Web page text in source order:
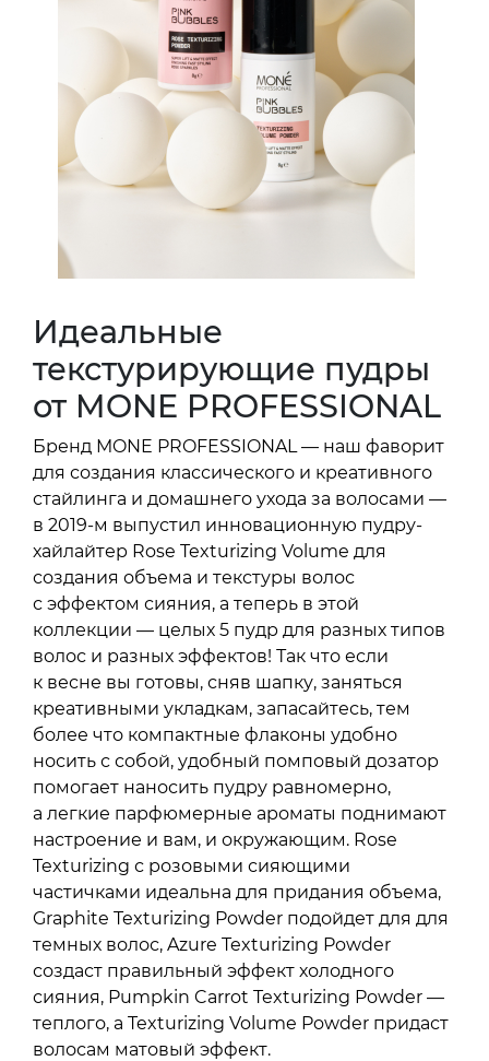
Идеальные
текстурирующие пудры
от MONE PROFESSIONAL
Бренд MONE PROFESSIONAL — наш фаворит
для создания классического и креативного
стайлинга и домашнего ухода за волосами —
в 2019-м выпустил инновационную пудру-
хайлайтер Rose Texturizing Volume для
создания объема и текстуры волос
с эффектом сияния, а теперь в этой
коллекции — целых 5 пудр для разных типов
волос и разных эффектов! Так что если
к весне вы готовы, сняв шапку, заняться
креативными укладкам, запасайтесь, тем
более что компактные флаконы удобно
носить с собой, удобный помповый дозатор
помогает наносить пудру равномерно,
а легкие парфюмерные ароматы поднимают
настроение и вам, и окружающим. Rose
Texturizing с розовыми сияющими
частичками идеальна для придания объема,
Graphite Texturizing Powder подойдет для для
темных волос, Azure Texturizing Powder
создаст правильный эффект холодного
сияния, Pumpkin Carrot Texturizing Powder —
теплого, а Texturizing Volume Powder придаст
волосам матовый эффект.